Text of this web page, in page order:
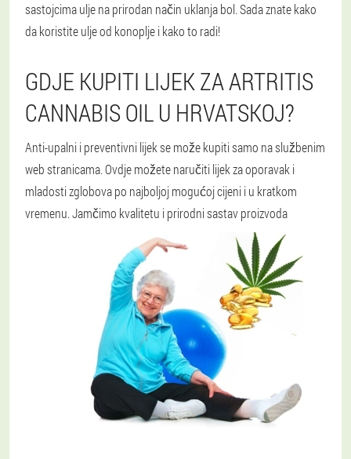
sastojcima ulje na prirodan način uklanja bol. Sada znate kako
da koristite ulje od konoplje i kako to radi!
GDJE KUPITI LIJEK ZA ARTRITIS
CANNABIS OIL U HRVATSKOJ?
Anti-upalni i preventivni lijek se može kupiti samo na službenim
web stranicama. Ovdje možete naručiti lijek za oporavak i
mladosti zglobova po najboljoj mogućoj cijeni i u kratkom
vremenu. Jamčimo kvalitetu i prirodni sastav proizvoda